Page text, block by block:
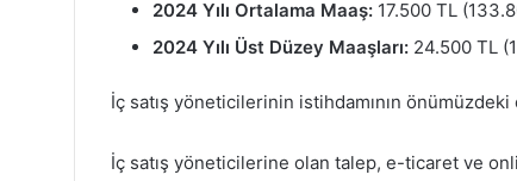
2024 Yılı Ortalama Maaş: 17.500 TL
2024 Yılı Üst Düzey Maaşları: 24.500 TL
İç satış yöneticilerinin istihdamının
İç satış yöneticilerine olan talep, e-ticaret ve